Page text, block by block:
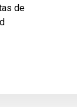
de